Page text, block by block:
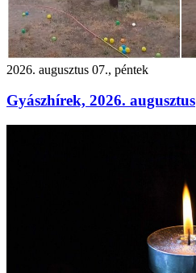
2026. augusztus 07., péntek
Gyászhírek, 2026. augusztus